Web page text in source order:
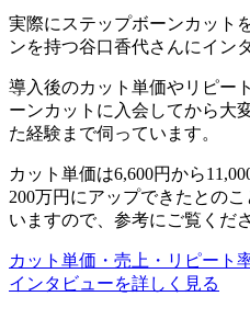
実際にステップボーンカット
ンを持つ谷口香代さんにイン
導入後のカット単価やリピー
ーンカットに入会してから大
た経験まで伺っています。
カット単価は6,600円から
200万円にアップできたとの
いますので、参考にご覧くださ
カット単価・売上・リピート
インタビューを詳しく見る